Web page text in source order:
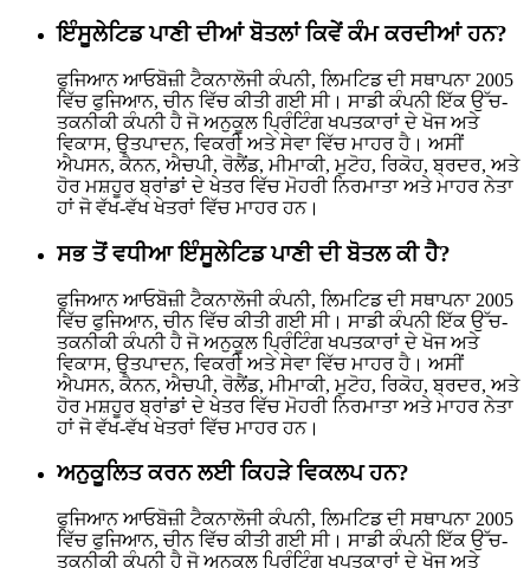
ਇੰਸੂਲੇਟਿਡ ਪਾਣੀ ਦੀਆਂ ਬੋਤਲਾਂ ਕਿਵੇਂ ਕੰਮ ਕਰਦੀਆਂ ਹਨ?
ਫੁਜਿਆਨ ਆਓਬੋਜ਼ੀ ਟੈਕਨਾਲੋਜੀ ਕੰਪਨੀ, ਲਿਮਟਿਡ ਦੀ ਸਥਾਪਨਾ 2005
ਵਿੱਚ ਫੁਜਿਆਨ, ਚੀਨ ਵਿੱਚ ਕੀਤੀ ਗਈ ਸੀ। ਸਾਡੀ ਕੰਪਨੀ ਇੱਕ ਉੱਚ-
ਤਕਨੀਕੀ ਕੰਪਨੀ ਹੈ ਜੋ ਅਨੁਕੂਲ ਪ੍ਰਿੰਟਿੰਗ ਖਪਤਕਾਰਾਂ ਦੇ ਖੋਜ ਅਤੇ
ਵਿਕਾਸ, ਉਤਪਾਦਨ, ਵਿਕਰੀ ਅਤੇ ਸੇਵਾ ਵਿੱਚ ਮਾਹਰ ਹੈ। ਅਸੀਂ
ਐਪਸਨ, ਕੈਨਨ, ਐਚਪੀ, ਰੋਲੈਂਡ, ਮੀਮਾਕੀ, ਮੁਟੋਹ, ਰਿਕੋਹ, ਬ੍ਰਦਰ, ਅਤੇ
ਹੋਰ ਮਸ਼ਹੂਰ ਬ੍ਰਾਂਡਾਂ ਦੇ ਖੇਤਰ ਵਿੱਚ ਮੋਹਰੀ ਨਿਰਮਾਤਾ ਅਤੇ ਮਾਹਰ ਨੇਤਾ
ਹਾਂ ਜੋ ਵੱਖ-ਵੱਖ ਖੇਤਰਾਂ ਵਿੱਚ ਮਾਹਰ ਹਨ।
ਸਭ ਤੋਂ ਵਧੀਆ ਇੰਸੂਲੇਟਿਡ ਪਾਣੀ ਦੀ ਬੋਤਲ ਕੀ ਹੈ?
ਫੁਜਿਆਨ ਆਓਬੋਜ਼ੀ ਟੈਕਨਾਲੋਜੀ ਕੰਪਨੀ, ਲਿਮਟਿਡ ਦੀ ਸਥਾਪਨਾ 2005
ਵਿੱਚ ਫੁਜਿਆਨ, ਚੀਨ ਵਿੱਚ ਕੀਤੀ ਗਈ ਸੀ। ਸਾਡੀ ਕੰਪਨੀ ਇੱਕ ਉੱਚ-
ਤਕਨੀਕੀ ਕੰਪਨੀ ਹੈ ਜੋ ਅਨੁਕੂਲ ਪ੍ਰਿੰਟਿੰਗ ਖਪਤਕਾਰਾਂ ਦੇ ਖੋਜ ਅਤੇ
ਵਿਕਾਸ, ਉਤਪਾਦਨ, ਵਿਕਰੀ ਅਤੇ ਸੇਵਾ ਵਿੱਚ ਮਾਹਰ ਹੈ। ਅਸੀਂ
ਐਪਸਨ, ਕੈਨਨ, ਐਚਪੀ, ਰੋਲੈਂਡ, ਮੀਮਾਕੀ, ਮੁਟੋਹ, ਰਿਕੋਹ, ਬ੍ਰਦਰ, ਅਤੇ
ਹੋਰ ਮਸ਼ਹੂਰ ਬ੍ਰਾਂਡਾਂ ਦੇ ਖੇਤਰ ਵਿੱਚ ਮੋਹਰੀ ਨਿਰਮਾਤਾ ਅਤੇ ਮਾਹਰ ਨੇਤਾ
ਹਾਂ ਜੋ ਵੱਖ-ਵੱਖ ਖੇਤਰਾਂ ਵਿੱਚ ਮਾਹਰ ਹਨ।
ਅਨੁਕੂਲਿਤ ਕਰਨ ਲਈ ਕਿਹੜੇ ਵਿਕਲਪ ਹਨ?
ਫੁਜਿਆਨ ਆਓਬੋਜ਼ੀ ਟੈਕਨਾਲੋਜੀ ਕੰਪਨੀ, ਲਿਮਟਿਡ ਦੀ ਸਥਾਪਨਾ 2005
ਵਿੱਚ ਫੁਜਿਆਨ, ਚੀਨ ਵਿੱਚ ਕੀਤੀ ਗਈ ਸੀ। ਸਾਡੀ ਕੰਪਨੀ ਇੱਕ ਉੱਚ-
ਤਕਨੀਕੀ ਕੰਪਨੀ ਹੈ ਜੋ ਅਨੁਕੂਲ ਪ੍ਰਿੰਟਿੰਗ ਖਪਤਕਾਰਾਂ ਦੇ ਖੋਜ ਅਤੇ